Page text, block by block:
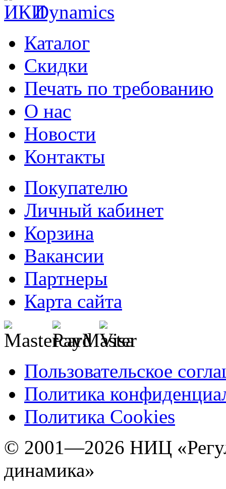
Каталог
Cкидки
Печать по требованию
О нас
Новости
Контакты
Покупателю
Личный кабинет
Корзина
Вакансии
Партнеры
Карта сайта
Пользовательское
Политика
Политика Cookies
© 2001—2026 НИЦ
динамика»